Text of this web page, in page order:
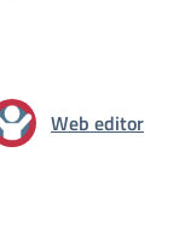
Web editor